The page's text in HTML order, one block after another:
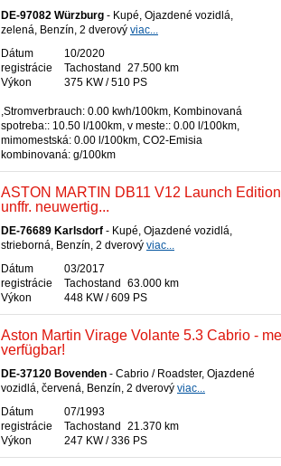
DE-97082 Würzburg - Kupé, Ojazdené vozidlá,
zelená, Benzín, 2 dverový viac...
Dátum
registrácie
10/2020
Tachostand
27.500 km
Výkon
375 KW / 510 PS
,Stromverbrauch: 0.00 kwh/100km, Kombinovaná
spotreba:: 10.50 l/100km, v meste:: 0.00 l/100km,
mimomestská: 0.00 l/100km, CO2-Emisia
kombinovaná: g/100km
ASTON MARTIN DB11 V12 Launch
unffr. neuwertig...
DE-76689 Karlsdorf - Kupé, Ojazdené vozidlá,
strieborná, Benzín, 2 dverový viac...
Dátum
registrácie
03/2017
Tachostand
63.000 km
Výkon
448 KW / 609 PS
Aston Martin Virage Volante 5.3 Cabrio -
verfügbar!
DE-37120 Bovenden - Cabrio / Roadster, Ojazdené
vozidlá, červená, Benzín, 2 dverový viac...
Dátum
registrácie
07/1993
Tachostand
21.370 km
Výkon
247 KW / 336 PS